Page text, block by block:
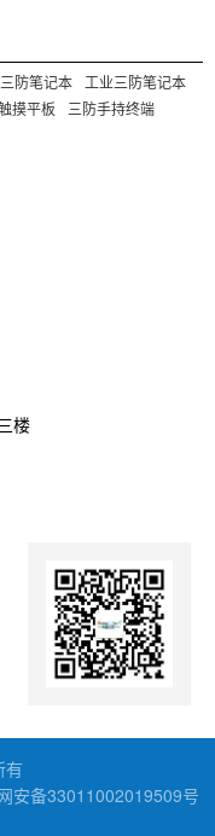
防笔记本
工业三防笔记本
摸平板
三防手持终端
楼
有
安备33011002019509号